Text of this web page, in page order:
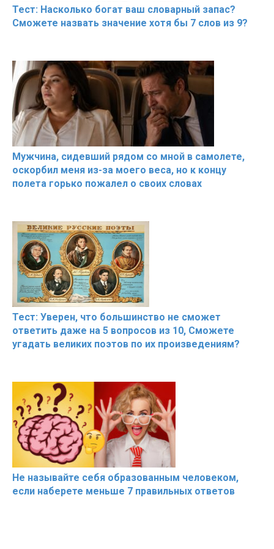
Тест: Насколько богат ваш словарный запас?
Сможете назвать значение хотя бы 7 слов из 9?
Мужчина, сидевший рядом со мной в самолете,
оскорбил меня из-за моего веса, но к концу
полета горько пожалел о своих словах
Тест: Уверен, что большинство не сможет
ответить даже на 5 вопросов из 10, Сможете
угадать великих поэтов по их произведениям?
Не называйте себя образованным человеком,
если наберете меньше 7 правильных ответов